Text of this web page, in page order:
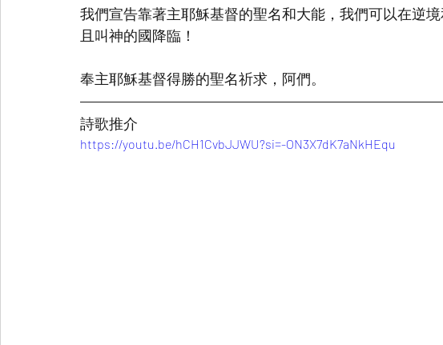
我們宣告靠著主耶穌基督的聖名和大能，我們可以在逆
且叫神的國降臨！
奉主耶穌基督得勝的聖名祈求，阿們。
詩歌推介
https://youtu.be/hCH1CvbJJWU?si=-ON3X7dK7aNkHEqu